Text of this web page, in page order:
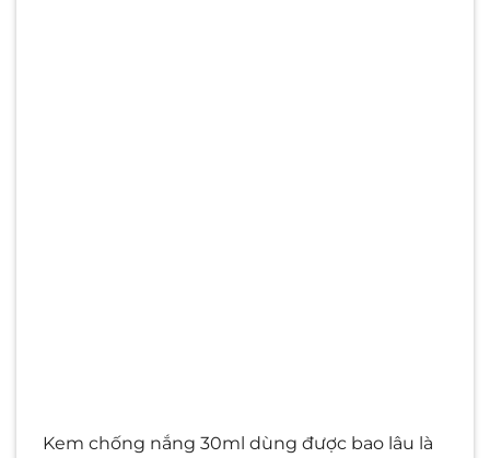
Kem chống nắng 30ml dùng được bao lâu là